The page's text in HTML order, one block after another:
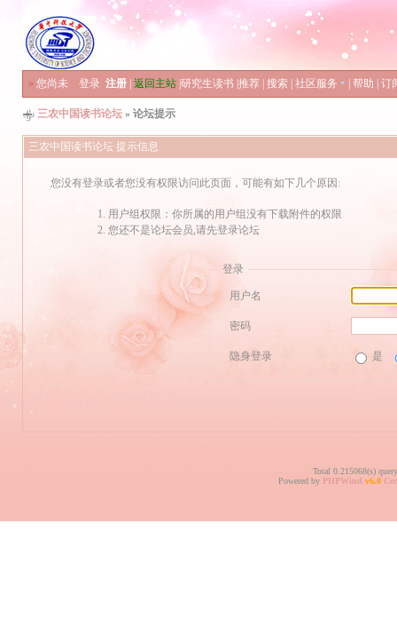
» 您尚未 登录 注册 返回主站 研究生读书 推荐 搜索 社区服务 帮助 订
三农中国读书论坛 » 论坛提示
三农中国读书论坛 提示信息
您没有登录或者您没有权限访问此页面，可能有如下几个原因:
用户组权限：你所属的用户组没有下载附件的权限
您还不是论坛会员,请先登录论坛
登录
用户名
密码
隐身登录 是
Total 0.215068(s)
Powered by PHPWind v6.0